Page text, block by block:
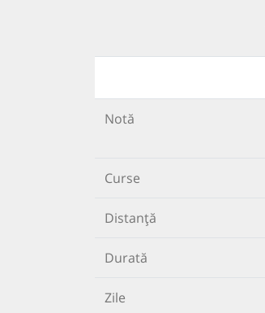
Notă
Curse
Distanță
Durată
Zile